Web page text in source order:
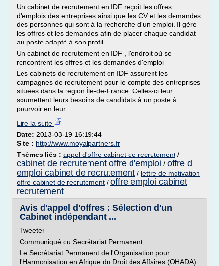
Un cabinet de recrutement en IDF reçoit les offres
d'emplois des entreprises ainsi que les CV et les demandes
des personnes qui sont à la recherche d'un emploi. Il gère
les offres et les demandes afin de placer chaque candidat
au poste adapté à son profil.
Un cabinet de recrutement en IDF , l'endroit où se
rencontrent les offres et les demandes d'emploi
Les cabinets de recrutement en IDF assurent les
campagnes de recrutement pour le compte des entreprises
situées dans la région Île-de-France. Celles-ci leur
soumettent leurs besoins de candidats à un poste à
pourvoir en leur...
Lire la suite
Date: 2013-03-19 16:19:44
Site : http://www.moyalpartners.fr
Thèmes liés : appel d'offre cabinet de recrutement /
cabinet de recrutement offre d'emploi / offre d
emploi cabinet de recrutement / lettre de motivation
offre cabinet de recrutement / offre emploi cabinet
recrutement
Avis d'appel d'offres : Sélection d'un
Cabinet indépendant ...
Tweeter
Communiqué du Secrétariat Permanent
Le Secrétariat Permanent de l'Organisation pour
l'Harmonisation en Afrique du Droit des Affaires (OHADA)